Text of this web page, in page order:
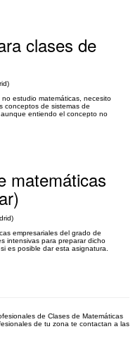
clases de
estudio matemáticas, necesito
conceptos de sistemas de
entiendo el concepto no
matemáticas
empresariales del grado de
intensivas para preparar dicho
es posible dar esta asignatura.
de Clases de Matemáticas
de tu zona te contactan a las